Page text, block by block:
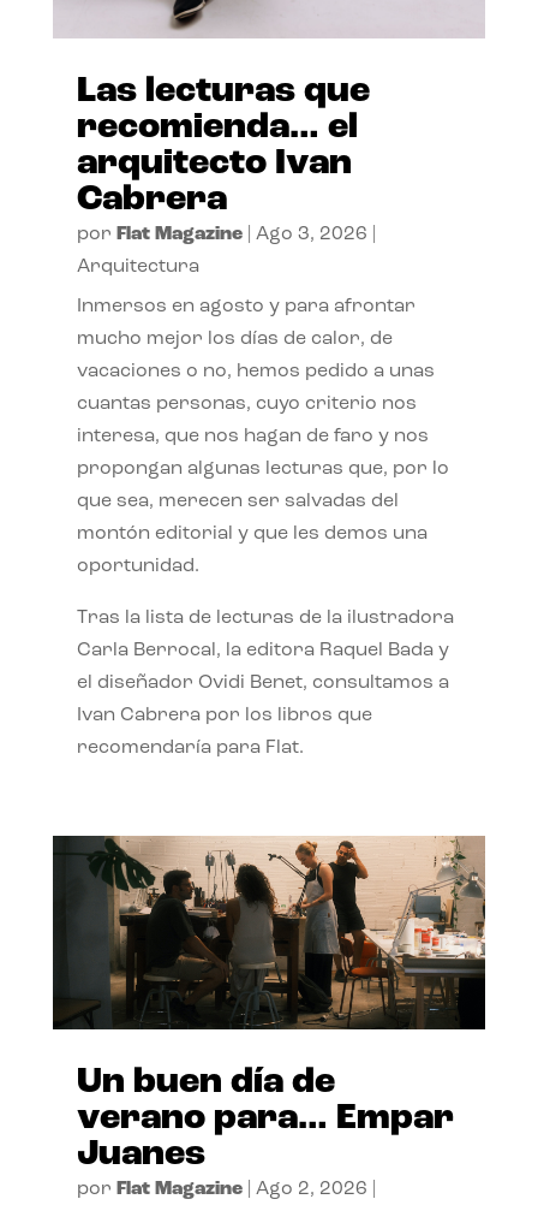
Las lecturas que
recomienda… el
arquitecto Ivan
Cabrera
por Flat Magazine| Ago 3, 2026
Arquitectura
Inmersos en agosto y para afrontar
mucho mejor los días de calor, de
vacaciones o no, hemos pedido a unas
cuantas personas, cuyo criterio nos
interesa, que nos hagan de faro y nos
propongan algunas lecturas que, por lo
que sea, merecen ser salvadas del
montón editorial y que les demos una
oportunidad.
Tras la lista de lecturas de la ilustradora
Carla Berrocal, la editora Raquel Bada y
el diseñador Ovidi Benet, consultamos a
Ivan Cabrera por los libros que
recomendaría para Flat.
Un buen día de
verano para… Empar
Juanes
por Flat Magazine| Ago 2, 2026